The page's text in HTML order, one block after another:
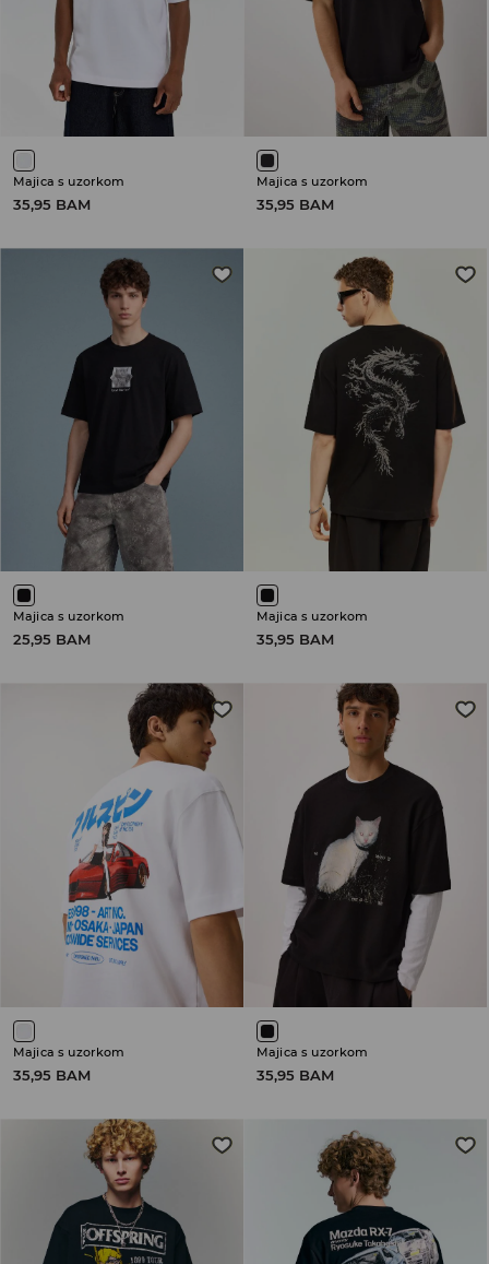
Majica s uzorkom
35,95 BAM
Majica s uzorkom
35,95 BAM
Majica s uzorkom
25,95 BAM
Majica s uzorkom
35,95 BAM
Majica s uzorkom
35,95 BAM
Majica s uzorkom
35,95 BAM